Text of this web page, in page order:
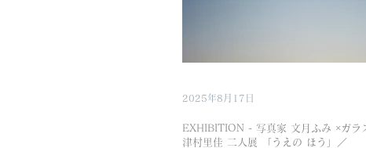
記憶、社会的経験が折り重なる場として捉え直
私
EXHIBITION - 写真家 文月ふみ ×ガラ
津村里佳 二人展 「うえの ほう」／
2025年8月17日